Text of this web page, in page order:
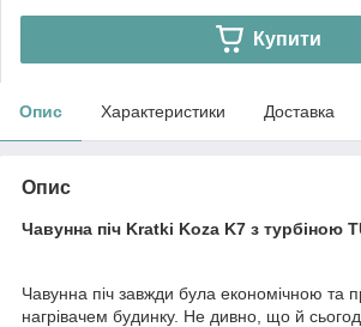
Купити
Опис Характеристики Доставка
Опис
Чавунна піч Kratki Koza K7 з турбіною
Чавунна піч завжди була економічною та
нагрівачем будинку. Не дивно, що й